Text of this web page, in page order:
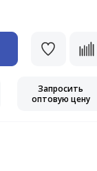
Запросить
оптовую цену